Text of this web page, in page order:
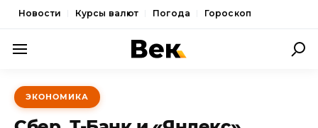
Новости Курсы валют Погода Гороскоп
ПОЛИТИКА
ЭКОНОМИКА
ЭКОНОМИКА